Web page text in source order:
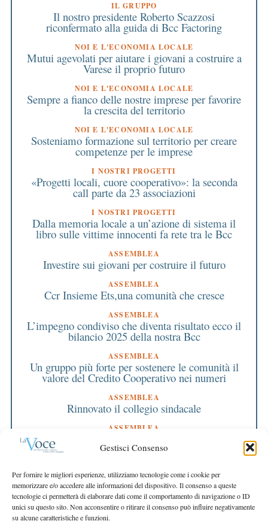
Gestisci Consenso
Per fornire le migliori esperienze, utilizziamo tecnologie come i cookie per
memorizzare e/o accedere alle informazioni del dispositivo. Il consenso a queste
tecnologie ci permetterà di elaborare dati come il comportamento di navigazione o ID
unici su questo sito. Non acconsentire o ritirare il consenso può influire negativamente
su alcune caratteristiche e funzioni.
IL GRUPPO
Il nostro presidente Roberto Scazzosi
riconfermato alla guida di Bcc Factoring
NOI E L'ECONOMIA LOCALE
Mutui agevolati per aiutare i giovani a costruire a
Varese il proprio futuro
NOI E L'ECONOMIA LOCALE
Sempre a fianco delle nostre imprese per favorire
la crescita del territorio
NOI E L'ECONOMIA LOCALE
Sosteniamo formazione sul territorio per creare
competenze per le imprese
I NOSTRI PROGETTI
«Progetti locali, cuore cooperativo»: la seconda
call parte da 23 associazioni
I NOSTRI PROGETTI
Dalla memoria locale a un’azione di sistema il
libro sulle vittime innocenti fa rete tra le Bcc
ASSEMBLEA
Investire sui giovani per costruire il futuro
ASSEMBLEA
Ccr Insieme Ets,una comunità che cresce
ASSEMBLEA
L’impegno condiviso che diventa risultato ecco il
bilancio 2025 della nostra Bcc
ASSEMBLEA
Un gruppo più forte per sostenere le comunità il
valore del Credito Cooperativo nei numeri
ASSEMBLEA
Rinnovato il collegio sindacale
ASSEMBLEA
Bilancio approvato all’unanimità e 2 milioni
destinati al territorio
EDITORIALE DIRETTORE
Crescere restando riconoscibili
EDITORIALE PRESIDENTE
Costruire futuro insieme